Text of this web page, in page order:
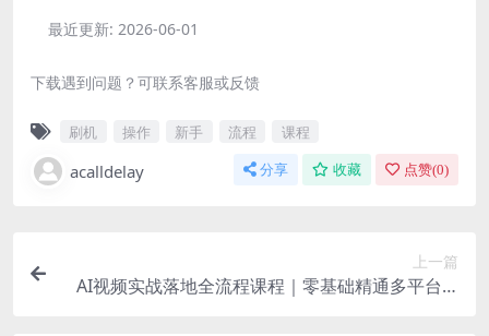
最近更新: 2026-06-01
下载遇到问题？可联系客服或反馈
刷机 操作 新手 流程 课程
acalldelay 分享 收藏 点赞(0)
上一篇
AI视频实战落地全流程课程｜零基础精通多平台AI